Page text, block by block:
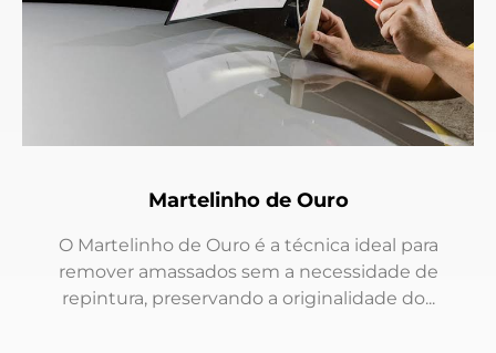
Martelinho de Ouro
O Martelinho de Ouro é a técnica ideal para
remover amassados sem a necessidade de
repintura, preservando a originalidade do...